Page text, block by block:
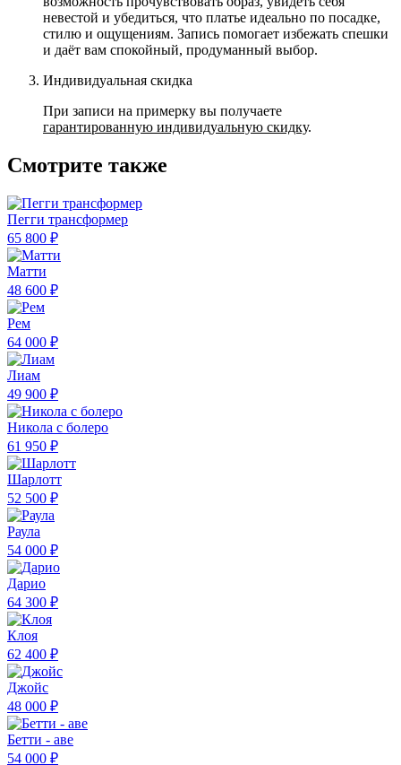
невестой и убедиться, что платье идеально по посадке,
стилю и ощущениям. Запись помогает избежать спешки
и даёт вам спокойный, продуманный выбор.
Индивидуальная скидка
При записи на примерку вы получаете
гарантированную индивидуальную скидку.
Смотрите также
Пегги трансформер
65 800 ₽
Матти
48 600 ₽
Рем
64 000 ₽
Лиам
49 900 ₽
Никола с болеро
61 950 ₽
Шарлотт
52 500 ₽
Раула
54 000 ₽
Дарио
64 300 ₽
Клоя
62 400 ₽
Джойс
48 000 ₽
Бетти - аве
54 000 ₽